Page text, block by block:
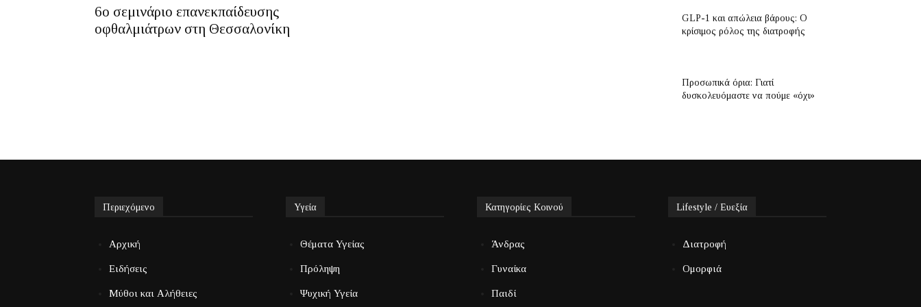
6ο σεμινάριο επανεκπαίδευσης
οφθαλμιάτρων στη Θεσσαλονίκη
GLP-1 και απώλεια βάρους: Ο
κρίσιμος ρόλος της διατροφής
Προσωπικά όρια: Γιατί
δυσκολευόμαστε να πούμε «όχι»
Περιεχόμενο
Αρχική
Ειδήσεις
Μύθοι και Αλήθειες
Υγεία
Θέματα Υγείας
Πρόληψη
Ψυχική Υγεία
Κατηγορίες Κοινού
Άνδρας
Γυναίκα
Παιδί
Lifestyle / Ευεξία
Διατροφή
Ομορφιά